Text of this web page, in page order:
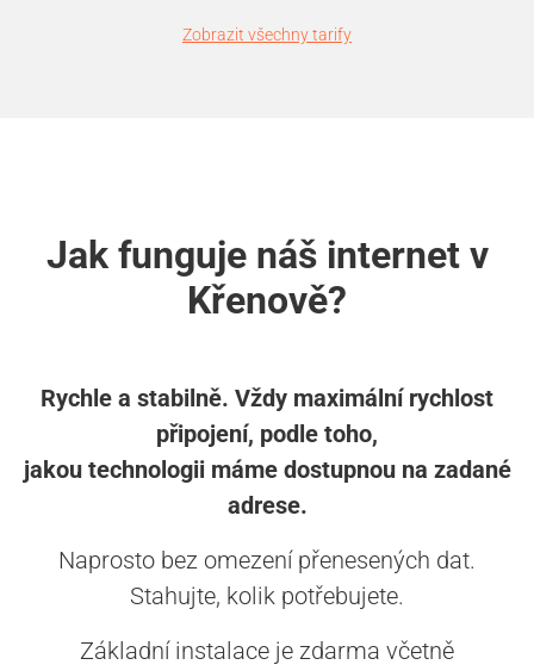
Zobrazit všechny tarify
Jak funguje náš internet v
Křenově?
Rychle a stabilně. Vždy maximální rychlost
připojení, podle toho,
jakou technologii máme dostupnou na zadané
adrese.
Naprosto bez omezení přenesených dat.
Stahujte, kolik potřebujete.
Základní instalace je zdarma včetně